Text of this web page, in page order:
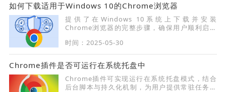
如何下载适用于Windows 10的Chrome浏览器
提供了在Windows 10系统上下载并安装
Chrome浏览器的完整步骤，确保用户顺利启动
时间：2025-05-30
Chrome插件是否可运行在系统托盘中
Chrome插件可实现运行在系统托盘模式，结合
后台脚本与持久化机制，为用户提供常驻任务与